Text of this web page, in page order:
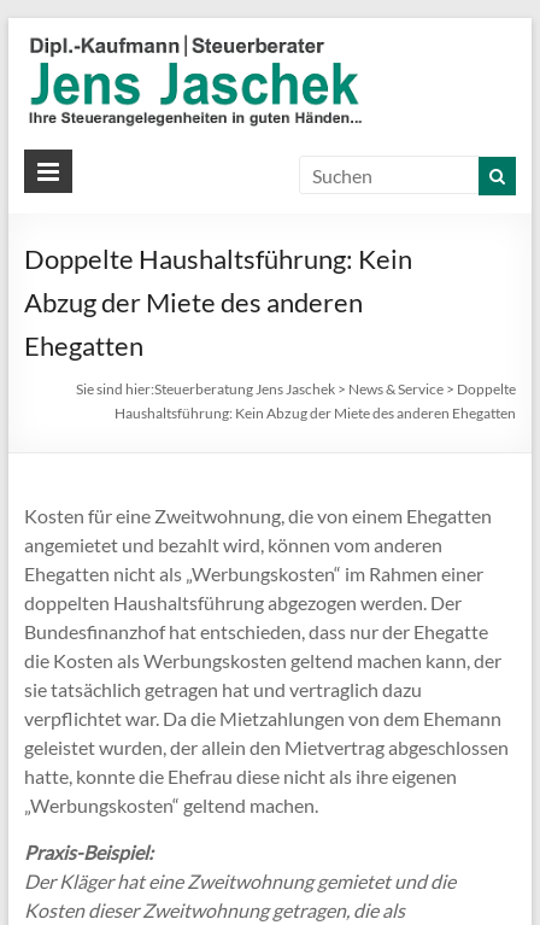
Doppelte Haushaltsführung: Kein
Abzug der Miete des anderen
Ehegatten
Sie sind hier:Steuerberatung Jens Jaschek > News & Service > Doppelte
Haushaltsführung: Kein Abzug der Miete des anderen Ehegatten
Kosten für eine Zweitwohnung, die von einem Ehegatten
angemietet und bezahlt wird, können vom anderen
Ehegatten nicht als „Werbungskosten“ im Rahmen einer
doppelten Haushaltsführung abgezogen werden. Der
Bundesfinanzhof hat entschieden, dass nur der Ehegatte
die Kosten als Werbungskosten geltend machen kann, der
sie tatsächlich getragen hat und vertraglich dazu
verpflichtet war. Da die Mietzahlungen von dem Ehemann
geleistet wurden, der allein den Mietvertrag abgeschlossen
hatte, konnte die Ehefrau diese nicht als ihre eigenen
„Werbungskosten“ geltend machen.
Praxis-Beispiel:
Der Kläger hat eine Zweitwohnung gemietet und die
Kosten dieser Zweitwohnung getragen, die als